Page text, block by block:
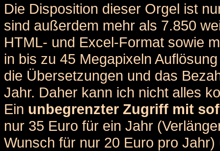
Die Disposition dieser Orgel ist
sind außerdem mehr als 7.850
HTML- und Excel-Format sowie
in bis zu 45 Megapixeln
die Übersetzungen und das
Jahr. Daher kann ich nicht alles
Ein unbegrenzter Zugriff mit
nur 35 Euro für ein Jahr
Wunsch für nur 20 Euro pro